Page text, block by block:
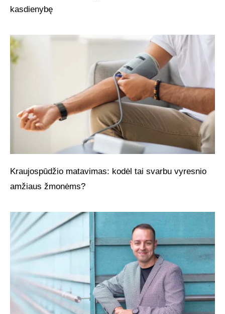
kasdienybę
Kraujospūdžio matavimas: kodėl tai svarbu vyresnio
amžiaus žmonėms?